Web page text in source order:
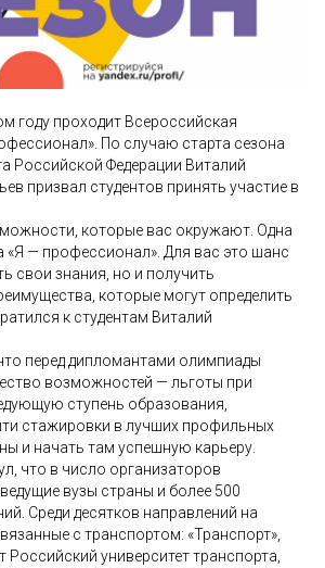
году проходит Всероссийская
По случаю старта сезона
Российской Федерации Виталий
призвал студентов принять участие в
которые вас окружают. Одна
«Я — профессионал». Для вас это шанс
свои знания, но и получить
которые могут определить
к студентам Виталий
перед дипломантами олимпиады
возможностей — льготы при
ступень образования,
стажировки в лучших профильных
и начать там успешную карьеру.
что в число организаторов
вузы страны и более 500
Среди десятков направлений на
с транспортом: «Транспорт»,
Российский университет транспорта,